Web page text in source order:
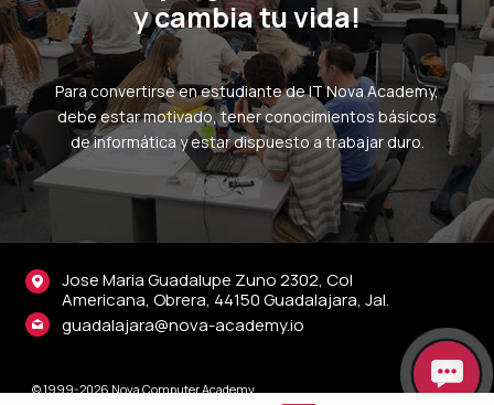
y cambia tu vida!
Para convertirse en estudiante de IT Nova Academy,
debe estar motivado, tener conocimientos básicos
de informática y estar dispuesto a trabajar duro.
Jose Maria Guadalupe Zuno 2302, Col
Americana, Obrera, 44150 Guadalajara, Jal.
guadalajara@nova-academy.io
© 1999-2026 Nova Computer Academy